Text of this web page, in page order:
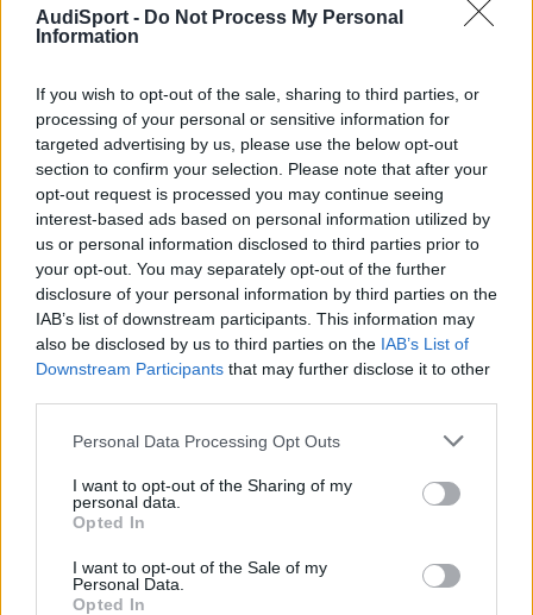
AudiSport - Do Not Process My Personal
Information
If you wish to opt-out of the sale, sharing to third parties, or
processing of your personal or sensitive information for
targeted advertising by us, please use the below opt-out
section to confirm your selection. Please note that after your
opt-out request is processed you may continue seeing
interest-based ads based on personal information utilized by
us or personal information disclosed to third parties prior to
your opt-out. You may separately opt-out of the further
disclosure of your personal information by third parties on the
IAB’s list of downstream participants. This information may
also be disclosed by us to third parties on the IAB’s List of
Downstream Participants that may further disclose it to other
Personal Data Processing Opt Outs
I want to opt-out of the Sharing of my
personal data.
Opted In
I want to opt-out of the Sale of my
Personal Data.
Opted In
tuporaky dijo:
matriculado hoy y es DGR, asi q sera la misma
Efectivamente, en este
link:http://www.dgt.es/estadisticas/estadisticas02_calendario.htm
se puede ver por qué letra van en Tráfico. (Gracias a los amigos
Maixuay Orpinpor el enlace que han dado en el subforo a4)
Responder
bunbury
Publicado24 de Febrero del 2005
HAZLE FOTOS Y ENSÉÑANOSLO!!!! QUE YO TENGO PEDIDO EL
LARGOOOOSSS!!! GRACIAS! ENHORABUENA.
Responder